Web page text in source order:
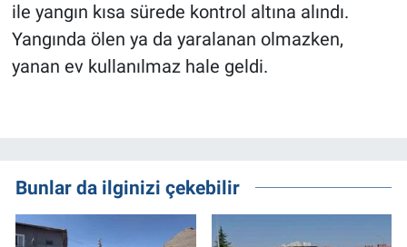
ile yangın kısa sürede kontrol altına alındı.
Yangında ölen ya da yaralanan olmazken,
yanan ev kullanılmaz hale geldi.
Bunlar da ilginizi çekebilir